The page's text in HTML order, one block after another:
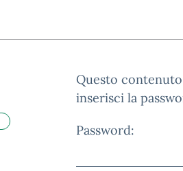
Questo
inserisci la
Password: